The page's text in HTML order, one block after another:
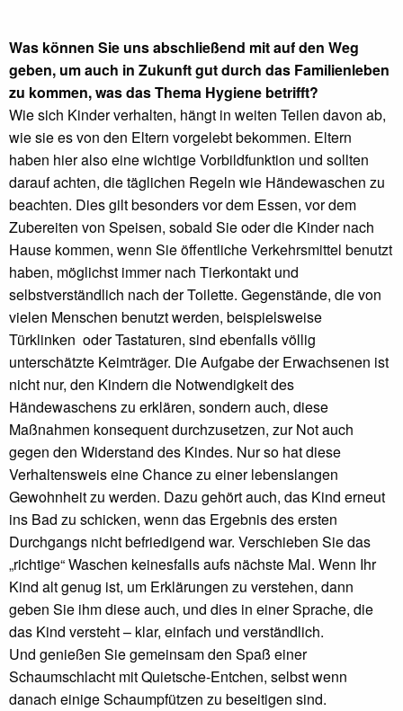
Was können Sie uns abschließend mit auf den Weg
geben, um auch in Zukunft gut durch das Familienleben
zu kommen, was das Thema Hygiene betrifft?
Wie sich Kinder verhalten, hängt in weiten Teilen davon ab,
wie sie es von den Eltern vorgelebt bekommen. Eltern
haben hier also eine wichtige Vorbildfunktion und sollten
darauf achten, die täglichen Regeln wie Händewaschen zu
beachten. Dies gilt besonders vor dem Essen, vor dem
Zubereiten von Speisen, sobald Sie oder die Kinder nach
Hause kommen, wenn Sie öffentliche Verkehrsmittel benutzt
haben, möglichst immer nach Tierkontakt und
selbstverständlich nach der Toilette. Gegenstände, die von
vielen Menschen benutzt werden, beispielsweise
Türklinken oder Tastaturen, sind ebenfalls völlig
unterschätzte Keimträger. Die Aufgabe der Erwachsenen ist
nicht nur, den Kindern die Notwendigkeit des
Händewaschens zu erklären, sondern auch, diese
Maßnahmen konsequent durchzusetzen, zur Not auch
gegen den Widerstand des Kindes. Nur so hat diese
Verhaltensweis eine Chance zu einer lebenslangen
Gewohnheit zu werden. Dazu gehört auch, das Kind erneut
ins Bad zu schicken, wenn das Ergebnis des ersten
Durchgangs nicht befriedigend war. Verschieben Sie das
„richtige“ Waschen keinesfalls aufs nächste Mal. Wenn Ihr
Kind alt genug ist, um Erklärungen zu verstehen, dann
geben Sie ihm diese auch, und dies in einer Sprache, die
das Kind versteht – klar, einfach und verständlich.
Und genießen Sie gemeinsam den Spaß einer
Schaumschlacht mit Quietsche-Entchen, selbst wenn
danach einige Schaumpfützen zu beseitigen sind.